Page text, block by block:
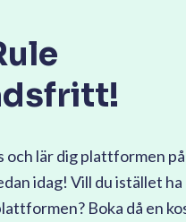
och lär dig plattformen
idag! Vill du istället ha
Boka då en